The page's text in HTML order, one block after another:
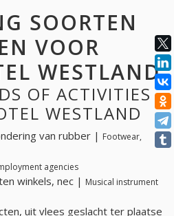
SOORTEN
VOOR
WESTLAND
OF ACTIVITIES
WESTLAND
van rubber | Footwear,
agencies
winkels, nec | Musical instrument
uit vlees geslacht ter plaatse